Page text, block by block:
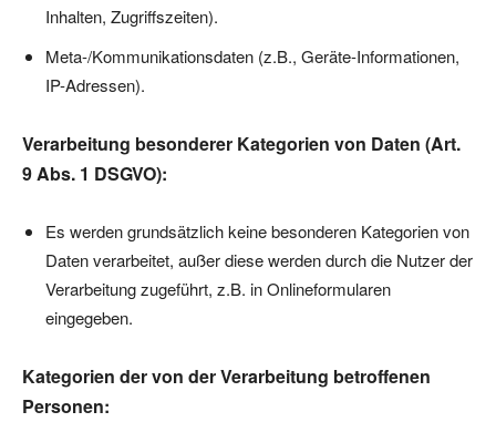
Inhalten, Zugriffszeiten).
Meta-/Kommunikationsdaten (z.B., Geräte-Informationen,
IP-Adressen).
Verarbeitung besonderer Kategorien von Daten (Art.
9 Abs. 1 DSGVO):
Es werden grundsätzlich keine besonderen Kategorien von
Daten verarbeitet, außer diese werden durch die Nutzer der
Verarbeitung zugeführt, z.B. in Onlineformularen
eingegeben.
Kategorien der von der Verarbeitung betroffenen
Personen: